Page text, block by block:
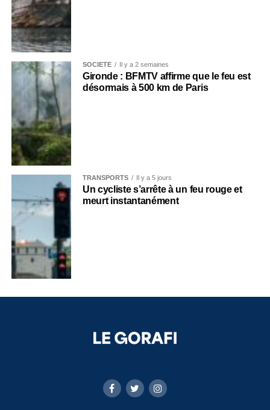
SOCIÉTÉ Il y a 2 semaines
Gironde : BFMTV affirme que le feu est
désormais à 500 km de Paris
TRANSPORTS Il y a 5 jours
Un cycliste s’arrête à un feu rouge et
meurt instantanément